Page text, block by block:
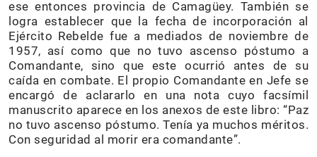
ese entonces provincia de Camagüey. También se
logra establecer que la fecha de incorporación al
Ejército Rebelde fue a mediados de noviembre de
1957, así como que no tuvo ascenso póstumo a
Comandante, sino que este ocurrió antes de su
caída en combate. El propio Comandante en Jefe se
encargó de aclararlo en una nota cuyo facsímil
manuscrito aparece en los anexos de este libro: “Paz
no tuvo ascenso póstumo. Tenía ya muchos méritos.
Con seguridad al morir era comandante”.